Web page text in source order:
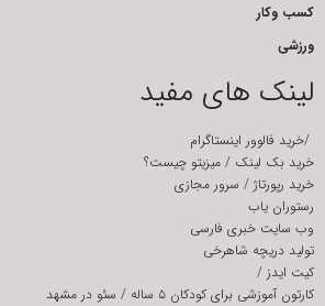
کسب وکار
ورزشی
لینک های مفید
/خرید فالوور اینستاگرام
خرید بک لینک / میزیتو چیست؟
خرید رپورتاژ / سرور مجازی
رستوران یاب
وب سایت خبری فارسی
تولید دریچه شاهرخی
کیت ایدز /
کارتون آموزشی برای کودکان ۵ ساله
/ سئو در مشهد